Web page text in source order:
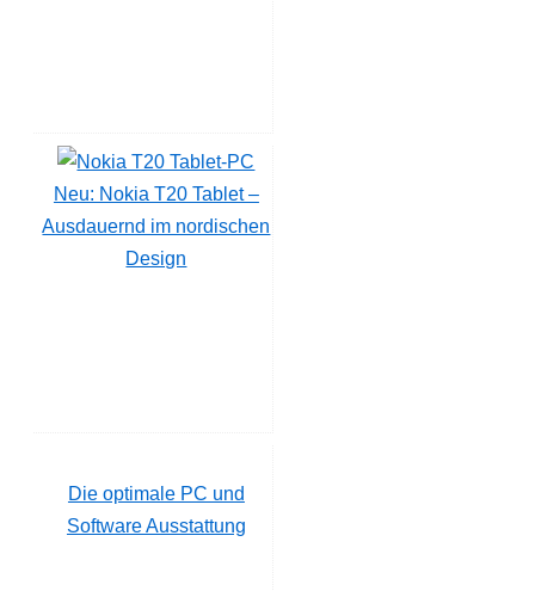
Neu: Nokia T20 Tablet –
Ausdauernd im nordischen
Design
Die optimale PC und
Software Ausstattung